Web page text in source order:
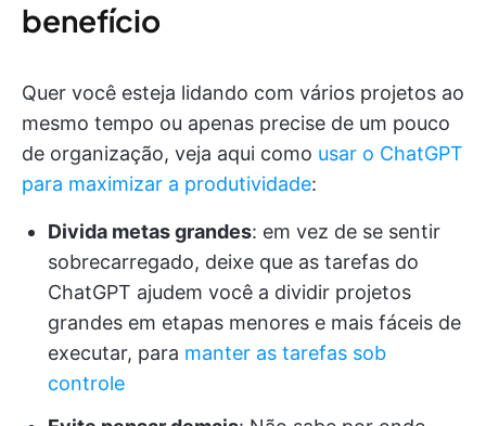
benefício
Quer você esteja lidando com vários projetos ao
mesmo tempo ou apenas precise de um pouco
de organização, veja aqui como usar o ChatGPT
para maximizar a produtividade:
Divida metas grandes: em vez de se sentir
sobrecarregado, deixe que as tarefas do
ChatGPT ajudem você a dividir projetos
grandes em etapas menores e mais fáceis de
executar, para manter as tarefas sob
controle